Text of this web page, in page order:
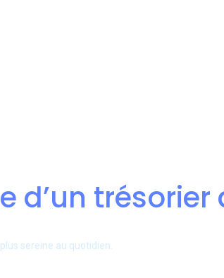
d’un
sereine au quotidien.